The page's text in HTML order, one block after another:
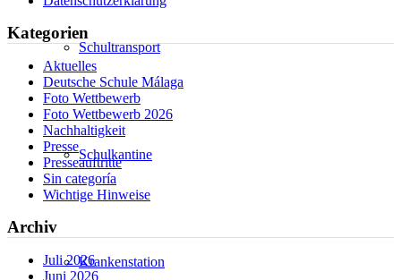
Schultransport
Schulkantine
Krankenstation
Kategorien
Aktuelles
Deutsche Schule Málaga
Foto Wettbewerb
Foto Wettbewerb 2026
Nachhaltigkeit
Presse
Presseauftritte
Sin categoría
Wichtige Hinweise
Archiv
Juli 2026
Juni 2026